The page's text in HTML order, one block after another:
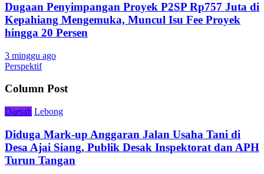
Dugaan Penyimpangan Proyek P2SP Rp757 Juta di
Kepahiang Mengemuka, Muncul Isu Fee Proyek
hingga 20 Persen
3 minggu ago
Perspektif
Column Post
Daerah Lebong
Diduga Mark-up Anggaran Jalan Usaha Tani di
Desa Ajai Siang, Publik Desak Inspektorat dan APH
Turun Tangan